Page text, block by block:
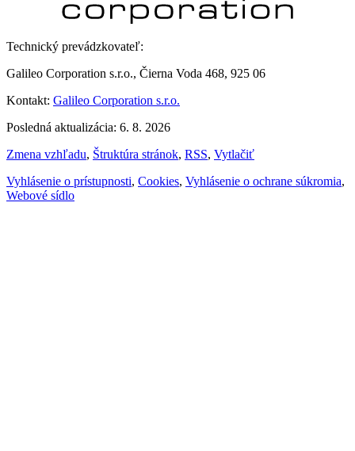
Technický prevádzkovateľ:
Galileo Corporation s.r.o., Čierna Voda 468, 925 06
Kontakt: Galileo Corporation s.r.o.
Posledná aktualizácia: 6. 8. 2026
Zmena vzhľadu, Štruktúra stránok, RSS, Vytlačiť
Vyhlásenie o prístupnosti, Cookies, Vyhlásenie o ochrane súkromia,
Webové sídlo